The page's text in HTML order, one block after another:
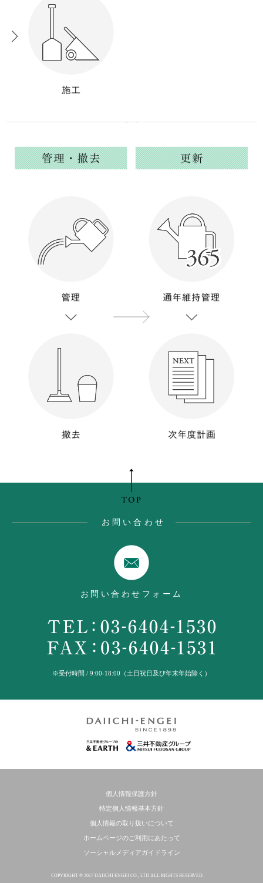
お問い合わせ
お問い合わせフォーム
※受付時間 / 9:00-18:00（土日祝日及び年末年始除く）
個人情報保護方針
特定個人情報基本方針
個人情報の取り扱いについて
ホームページのご利用にあたって
ソーシャルメディアガイドライン
COPYRIGHT © 2017 DAIICHI ENGEI CO., LTD ALL RIGHTS RESERVED.